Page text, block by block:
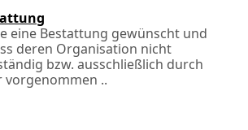
eine Bestattung gewünscht und
deren Organisation nicht
bzw. ausschließlich durch
vorgenommen ..